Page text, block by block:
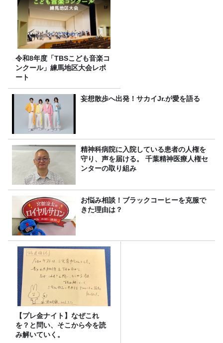
令和8年度「TBSこども音楽コ
ンクール」練馬地区大会レポ
ート
妄想散歩へ出発！サカイJr.が愛を語る
精神科病院に入院している患者の人権を
守り、声を届ける。 千葉精神医療人権セ
ンターの取り組み
お悩み相談！ブラックコーヒーを克服で
きた理由は？
【プレ金ナイト】なぜこれ
を？と問い、そこから今を読
み解いていく。